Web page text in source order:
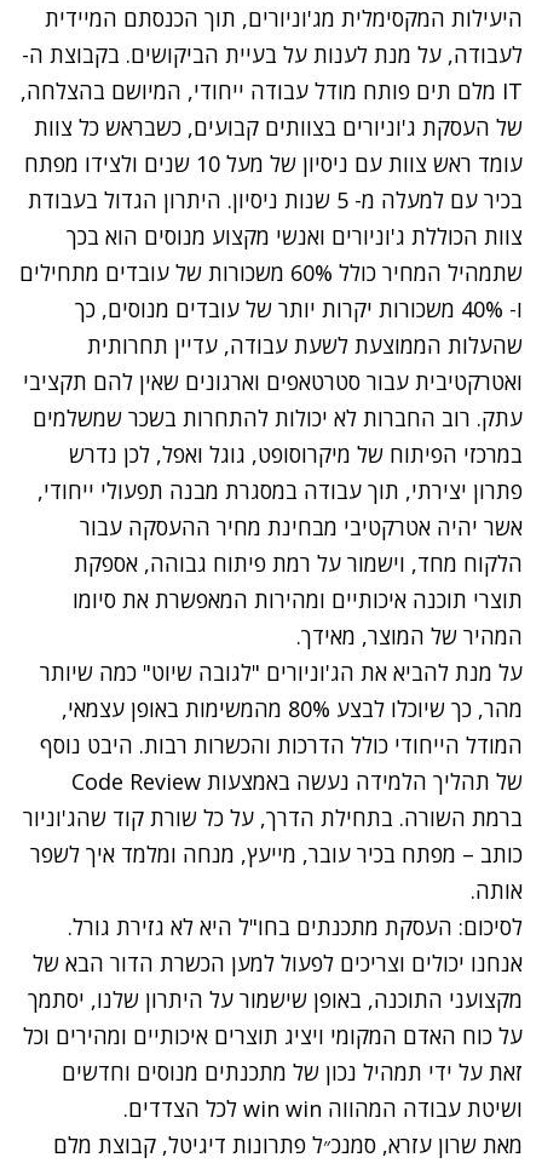
היעילות המקסימלית מג'וניורים, תוך הכנסתם המיידית
לעבודה, על מנת לענות על בעיית הביקושים. בקבוצת ה-
IT מלם תים פותח מודל עבודה ייחודי, המיושם בהצלחה,
של העסקת ג'וניורים בצוותים קבועים, כשבראש כל צוות
עומד ראש צוות עם ניסיון של מעל 10 שנים ולצידו מפתח
בכיר עם למעלה מ- 5 שנות ניסיון. היתרון הגדול בעבודת
צוות הכוללת ג'וניורים ואנשי מקצוע מנוסים הוא בכך
שתמהיל המחיר כולל 60% משכורות של עובדים מתחילים
ו- 40% משכורות יקרות יותר של עובדים מנוסים, כך
שהעלות הממוצעת לשעת עבודה, עדיין תחרותית
ואטרקטיבית עבור סטרטאפים וארגונים שאין להם תקציבי
עתק. רוב החברות לא יכולות להתחרות בשכר שמשלמים
במרכזי הפיתוח של מיקרוסופט, גוגל ואפל, לכן נדרש
פתרון יצירתי, תוך עבודה במסגרת מבנה תפעולי ייחודי,
אשר יהיה אטרקטיבי מבחינת מחיר ההעסקה עבור
הלקוח מחד, וישמור על רמת פיתוח גבוהה, אספקת
תוצרי תוכנה איכותיים ומהירות המאפשרת את סיומו
המהיר של המוצר, מאידך.
על מנת להביא את הג'וניורים "לגובה שיוט" כמה שיותר
מהר, כך שיוכלו לבצע 80% מהמשימות באופן עצמאי,
המודל הייחודי כולל הדרכות והכשרות רבות. היבט נוסף
של תהליך הלמידה נעשה באמצעות Code Review
ברמת השורה. בתחילת הדרך, על כל שורת קוד שהג'וניור
כותב – מפתח בכיר עובר, מייעץ, מנחה ומלמד איך לשפר
אותה.
לסיכום: העסקת מתכנתים בחו"ל היא לא גזירת גורל.
אנחנו יכולים וצריכים לפעול למען הכשרת הדור הבא של
מקצועני התוכנה, באופן שישמור על היתרון שלנו, יסתמך
על כוח האדם המקומי ויציג תוצרים איכותיים ומהירים וכל
זאת על ידי תמהיל נכון של מתכנתים מנוסים וחדשים
ושיטת עבודה המהווה win win לכל הצדדים.
מאת שרון עזרא, סמנכ״ל פתרונות דיגיטל, קבוצת מלם